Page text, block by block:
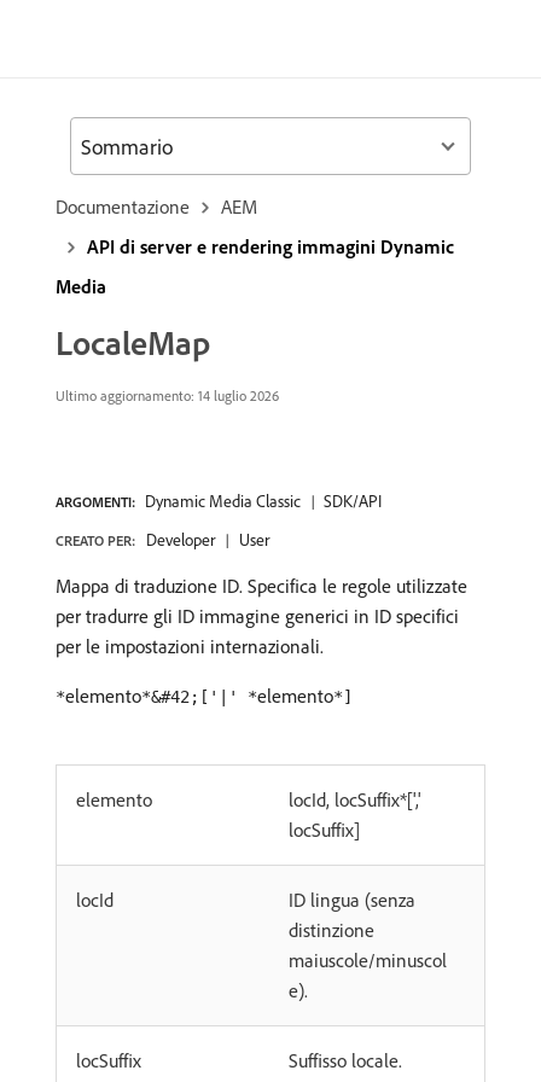
Documentazione
AEM
API di server e rendering immagini Dynamic
Media
LocaleMap
Ultimo aggiornamento: 14 luglio 2026
ARGOMENTI: Dynamic Media Classic SDK/API
CREATO PER: Developer User
Mappa di traduzione ID. Specifica le regole utilizzate
per tradurre gli ID immagine generici in ID specifici
per le impostazioni internazionali.
*elemento*&#42;['|' *elemento*]
elemento
locId, locSuffix*[','
locSuffix]
locId
ID lingua (senza
distinzione
maiuscole/minuscol
e).
locSuffix Suffisso locale.
Sommario